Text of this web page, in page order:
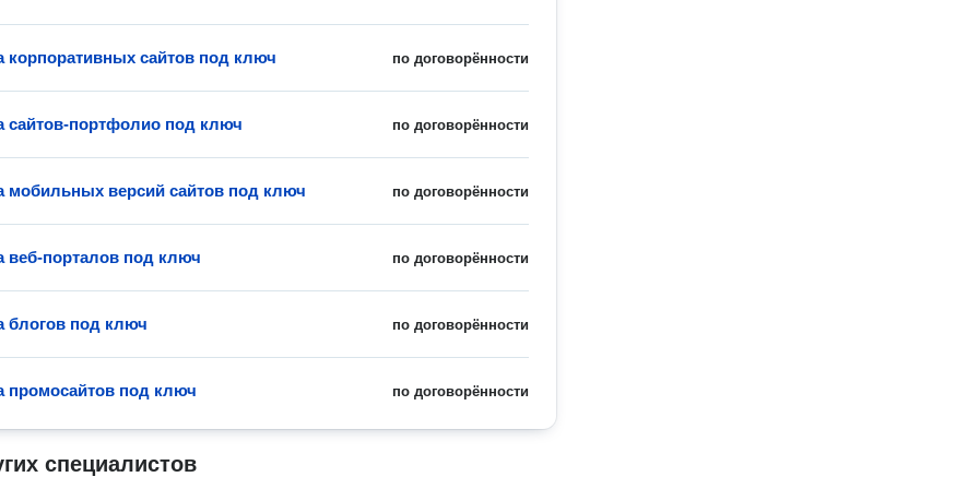
по договорённости
корпоративных сайтов под ключ
по договорённости
сайтов-портфолио под ключ
по договорённости
мобильных версий сайтов под ключ
по договорённости
веб-порталов под ключ
по договорённости
блогов под ключ
по договорённости
промосайтов под ключ
специалистов